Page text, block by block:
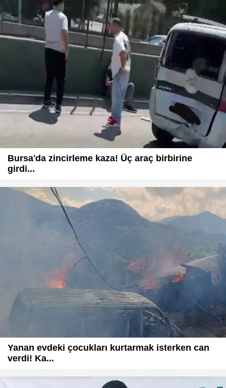
Bursa'da zincirleme kaza! Üç araç birbirine
girdi...
Yanan evdeki çocukları kurtarmak isterken can
verdi! Ka...